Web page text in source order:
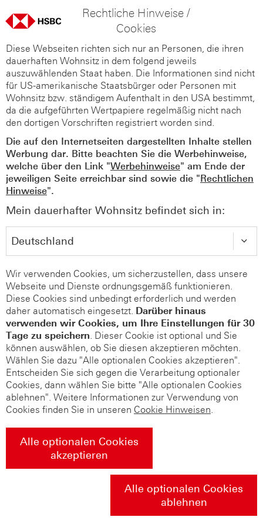
Rechtliche Hinweise /
Cookies
Diese Webseiten richten sich nur an Personen, die ihren
dauerhaften Wohnsitz in dem folgend jeweils
auszuwählenden Staat haben. Die Informationen sind nicht
für US-amerikanische Staatsbürger oder Personen mit
Wohnsitz bzw. ständigem Aufenthalt in den USA bestimmt,
da die aufgeführten Wertpapiere regelmäßig nicht nach
den dortigen Vorschriften registriert worden sind.
Die auf den Internetseiten dargestellten Inhalte stellen
Werbung dar. Bitte beachten Sie die Werbehinweise,
welche über den Link "Werbehinweise" am Ende der
jeweiligen Seite erreichbar sind sowie die "Rechtlichen
Hinweise".
Mein dauerhafter Wohnsitz befindet sich in:
Wir verwenden Cookies, um sicherzustellen, dass unsere
Webseite und Dienste ordnungsgemäß funktionieren.
Diese Cookies sind unbedingt erforderlich und werden
daher automatisch eingesetzt. Darüber hinaus
verwenden wir Cookies, um Ihre Einstellungen für 30
Tage zu speichern. Dieser Cookie ist optional und Sie
können auswählen, ob Sie diesen akzeptieren möchten.
Wählen Sie dazu "Alle optionalen Cookies akzeptieren".
Entscheiden Sie sich gegen die Verarbeitung optionaler
Cookies, dann wählen Sie bitte "Alle optionalen Cookies
ablehnen". Weitere Informationen zur Verwendung von
Cookies finden Sie in unseren Cookie Hinweisen.
Alle optionalen Cookies
akzeptieren
Alle optionalen Cookies
ablehnen